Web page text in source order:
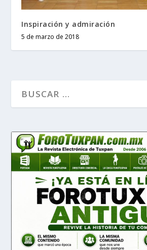
Inspiración y admiración
5 de marzo de 2018